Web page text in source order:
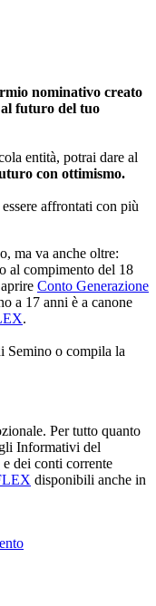
nominativo creato
al futuro del tuo
entità, potrai dare al
con ottimismo.
affrontati con più
ma va anche oltre:
al compimento del 18
Conto Generazione
a 17 anni è a canone
.
Semino o compila la
Per tutto quanto
Informativi del
e dei conti corrente
disponibili anche in